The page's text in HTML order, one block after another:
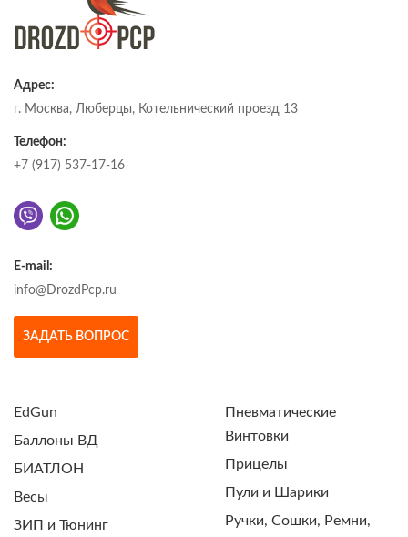
Адрес:
г. Москва, Люберцы, Котельнический проезд 13
Телефон:
+7 (917) 537-17-16
E-mail:
info@DrozdPcp.ru
ЗАДАТЬ ВОПРОС
EdGun
Баллоны ВД
БИАТЛОН
Весы
ЗИП и Тюнинг
Пневматические
Винтовки
Прицелы
Пули и Шарики
Ручки, Сошки, Ремни,